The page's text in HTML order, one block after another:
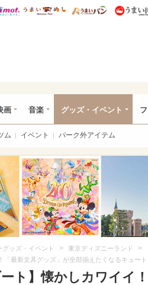
ぴあ総研 ディズニー特集
mimot. うまいめし うまいパ
画 音楽 グッズ・イベント
ム イベント パーク外アイテム
グッズ・イベント > 東京ディズニーランド >
「最新文具グッズ」が全部揃えたくなるキュート
ト】懐かしカワイイ